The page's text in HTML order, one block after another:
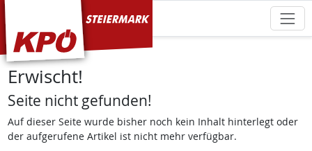
KPÖ Steiermark
Erwischt!
Seite nicht gefunden!
Auf dieser Seite wurde bisher noch kein Inhalt hinterlegt oder
der aufgerufene Artikel ist nicht mehr verfügbar.